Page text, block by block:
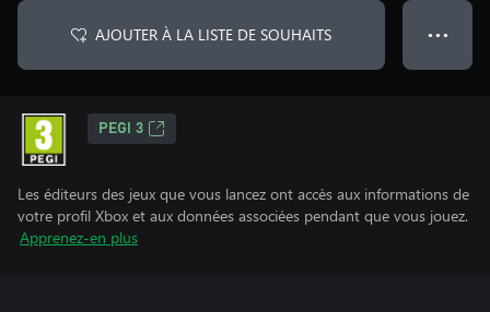
AJOUTER À LA LISTE DE SOUHAITS ● ● ●
PEGI 3
Les éditeurs des jeux que vous lancez ont accès aux informations de
votre profil Xbox et aux données associées pendant que vous jouez.
Apprenez-en plus